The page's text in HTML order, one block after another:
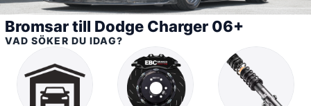
Bromsar till Dodge Charger 06+
VAD SÖKER DU IDAG?